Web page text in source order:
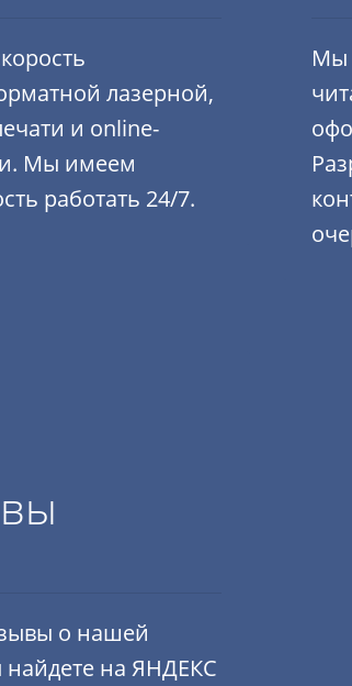
лазерной,
и online-
Мы имеем
работать 24/7.
Мы
о нашей
найдете на ЯНДЕКС